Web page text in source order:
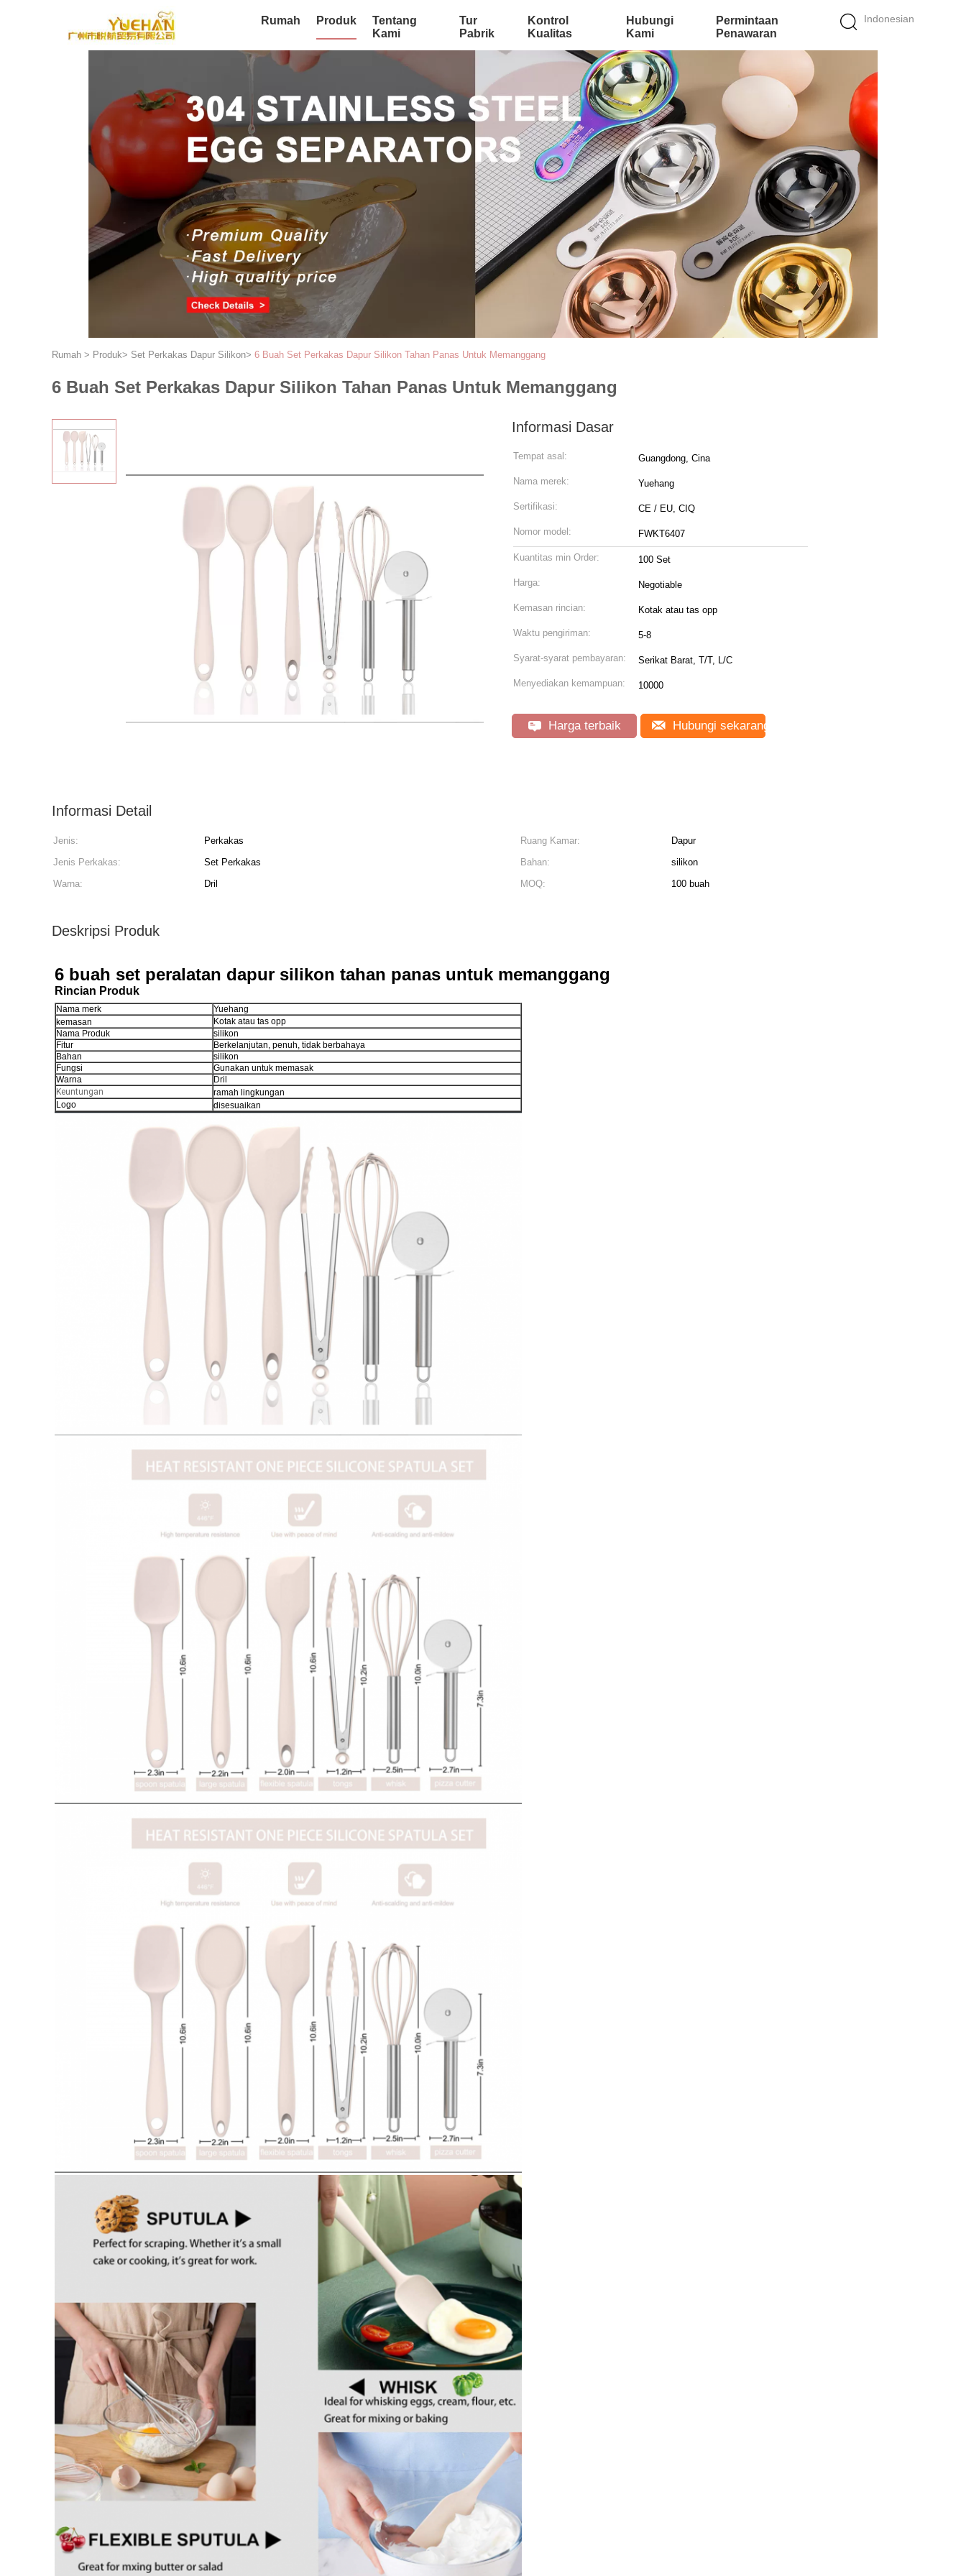
Tinggalkan pesan
Kami akan segera menghubungi Anda
Indonesian
Rumah Produk
Tentang
Kami
Tur
Pabrik
Kontrol
Kualitas
Hubungi
Kami
Permintaan
Penawaran
Rumah > Produk> Set Perkakas Dapur Silikon> 6 Buah Set Perkakas Dapur Silikon Tahan Panas Untuk Memanggang
6 Buah Set Perkakas Dapur Silikon Tahan Panas Untuk Memanggang
Informasi Dasar
Tempat asal: Guangdong, Cina
Nama merek: Yuehang
Sertifikasi: CE / EU, CIQ
Nomor model: FWKT6407
Kuantitas min Order: 100 Set
Harga: Negotiable
Kemasan rincian: Kotak atau tas opp
Waktu pengiriman: 5-8
Syarat-syarat pembayaran: Serikat Barat, T/T, L/C
Menyediakan kemampuan: 10000
Harga terbaik Hubungi sekarang
Informasi Detail
Jenis: Perkakas Ruang Kamar:
Dapur
Jenis Perkakas:
Set Perkakas Bahan:
silikon
Warna:
Dril MOQ: 100 buah
Deskripsi Produk
6 buah set peralatan dapur silikon tahan panas untuk memanggang
Rincian Produk
Nama merk
Yuehang
kemasan
Kotak atau tas opp
Nama Produk
silikon
Fitur
Berkelanjutan, penuh, tidak berbahaya
Bahan
silikon
Fungsi
Gunakan untuk memasak
Warna
Dril
Keuntungan
ramah lingkungan
Logo
disesuaikan